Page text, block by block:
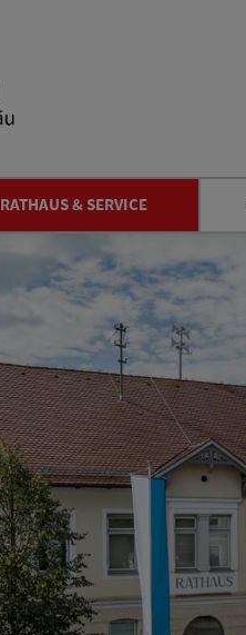
RATHAUS & SERVICE